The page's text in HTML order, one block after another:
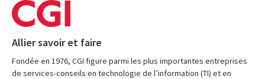
Allier savoir et faire
Fondée en 1976, CGI figure parmi les plus importantes entreprises
de services-conseils en technologie de l’information (TI) et en